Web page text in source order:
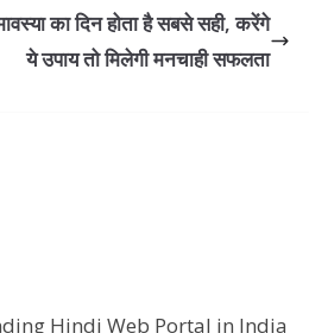
का दिन होता है सबसे सही, करेंगे
ये उपाय तो मिलेगी मनचाही सफलता
Hindi Web Portal in India